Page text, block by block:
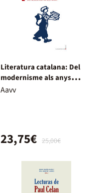
Literatura catalana: Del
modernisme als anys
trenta
Aavv
25,00€
23,75€